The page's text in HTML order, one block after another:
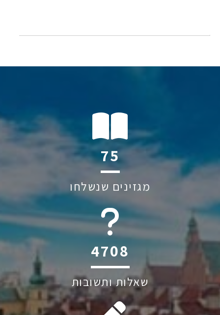
134
מגזינים שנשלחו
6044
שאלות ותשובות